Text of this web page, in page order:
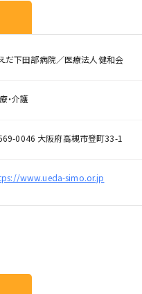
だ下田部病院／医療法人健和会
・介護
0046 大阪府高槻市登町33-1
www.ueda-simo.or.jp